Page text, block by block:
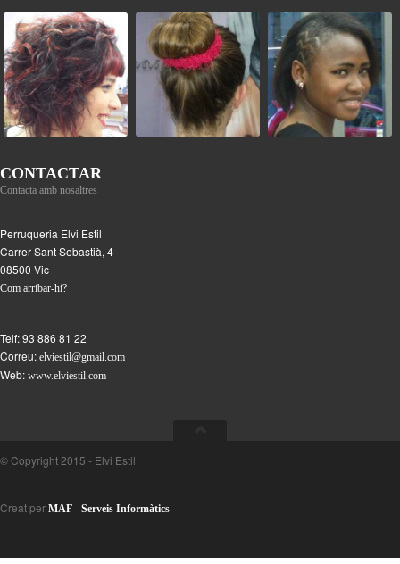
CONTACTAR
Contacta amb nosaltres
Perruqueria Elvi Estil
Carrer Sant Sebastià, 4
08500 Vic
Com arribar-hi?
Telf:93 886 81 22
Correu: elviestil@gmail.com
Web: www.elviestil.com
© Copyright 2015 - Elvi Estil
Creat per MAF - Serveis Informàtics